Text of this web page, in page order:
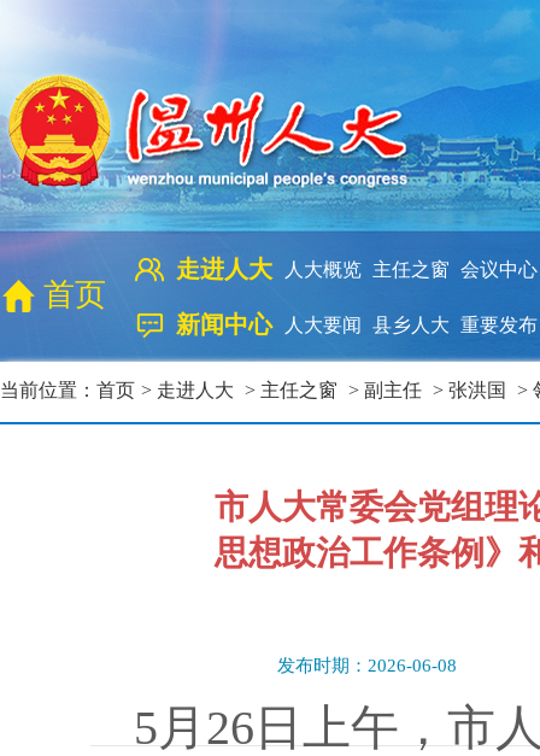
首页
走进人大 人大概览 主任之窗 会议中心
新闻中心 人大要闻 县乡人大 重要发布
当前位置： 首页 > 走进人大 > 主任之窗 > 副主任 > 张洪国 >
市人大常委会党组理
思想政治工作条例》
发布时期：2026-06-08
5月26日上午，市